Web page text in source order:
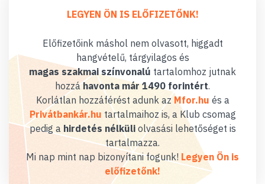
LEGYEN ÖN IS ELŐFIZETŐNK!
Előfizetőink máshol nem olvasott, higgadt
hangvételű, tárgyilagos és
magas szakmai színvonalú tartalomhoz jutnak
hozzáhavonta már 1490 forintért.
Korlátlan hozzáférést adunk az Mfor.hu és a
Privátbankár.hu tartalmaihoz is, a Klub csomag
pedig a hirdetés nélküliolvasási lehetőséget is
tartalmazza.
Mi nap mint nap bizonyítani fogunk! Legyen Ön is
előfizetőnk!